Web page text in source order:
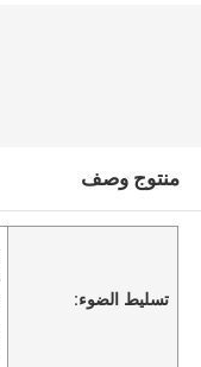
منتوج وصف
تسليط الضوء: